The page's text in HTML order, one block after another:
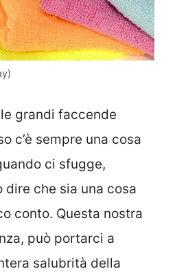
grandi faccende
c’è sempre una cosa
ci sfugge,
dire che sia una cosa
conto. Questa nostra
può portarci a
salubrità della